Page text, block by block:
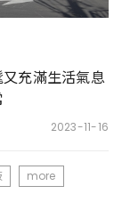
充滿生活氣息
2023-11-16
more